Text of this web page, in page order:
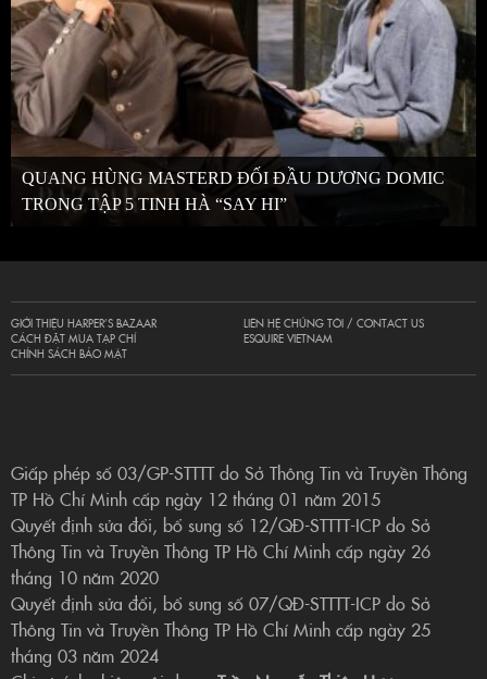
QUANG HÙNG MASTERD ĐỐI ĐẦU DƯƠNG DOMIC
TRONG TẬP 5 TINH HÀ “SAY HI”
GIỚI THIỆU HARPER’S BAZAAR
CÁCH ĐẶT MUA TẠP CHÍ
CHÍNH SÁCH BẢO MẬT
LIÊN HỆ CHÚNG TÔI / CONTACT US
ESQUIRE VIETNAM
Giấp phép số 03/GP-STTTT do Sở Thông Tin và Truyền Thông
TP Hồ Chí Minh cấp ngày 12 tháng 01 năm 2015
Quyết định sửa đổi, bổ sung số 12/QĐ-STTTT-ICP do Sở
Thông Tin và Truyền Thông TP Hồ Chí Minh cấp ngày 26
tháng 10 năm 2020
Quyết định sửa đổi, bổ sung số 07/QĐ-STTTT-ICP do Sở
Thông Tin và Truyền Thông TP Hồ Chí Minh cấp ngày 25
tháng 03 năm 2024